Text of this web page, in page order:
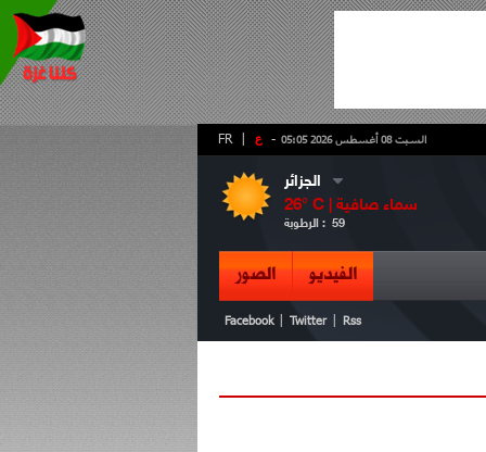
- ع FR السبت 08 أغسطس 2026 05:05
الجزائر
26° C | سماء صافية
الرطوبة : 59
الفيديو الصور
Facebook Twitter Rss